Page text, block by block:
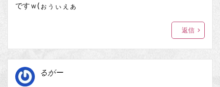
ですｗ(ぉぅぃぇぁ
返信
るがー